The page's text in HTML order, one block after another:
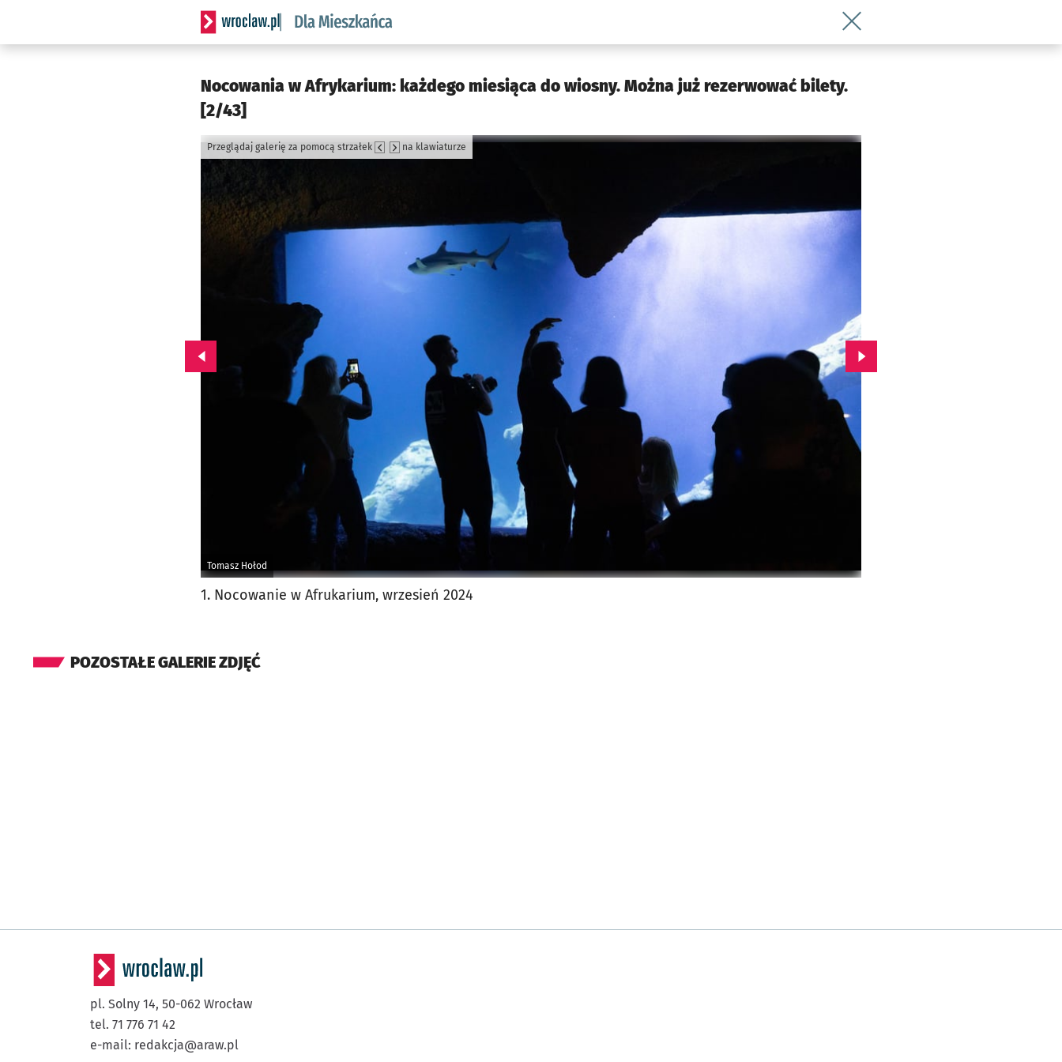
Serwis informacyjny wroclaw.pl podserwis: Dla mieszkańca
Wróć do artykułu Nocowania w
Nocowania w Afrykarium: każdego miesiąca do wiosny. Można już rezerwować bilety.
[2/43]
Tomasz Hołod
Przeglądaj galerię za pomocą strzałek na klawiaturze
Przejdź do poprzedniego zdjęcia. Przejdź do kolejnego zdjęcia.
1. Nocowanie w Afrukarium, wrzesień 2024
POZOSTAŁE GALERIE ZDJĘĆ
pl. Solny 14, 50-062 Wrocław
tel. 71 776 71 42
e-mail: redakcja@araw.pl